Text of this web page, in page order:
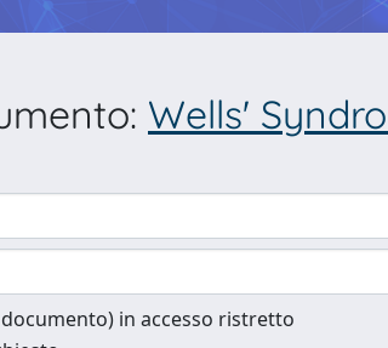
Wells'
in accesso ristretto